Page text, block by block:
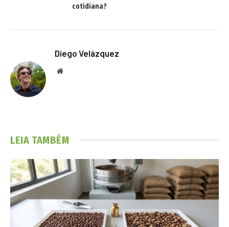
cotidiana?
Diego Velázquez
Website
LEIA TAMBÉM